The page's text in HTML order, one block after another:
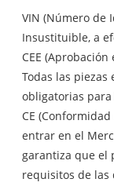
VIN (Número de
Insustituible, a
CEE
Todas las piezas
obligatorias para
CE
entrar en el
garantiza que el
requisitos de las